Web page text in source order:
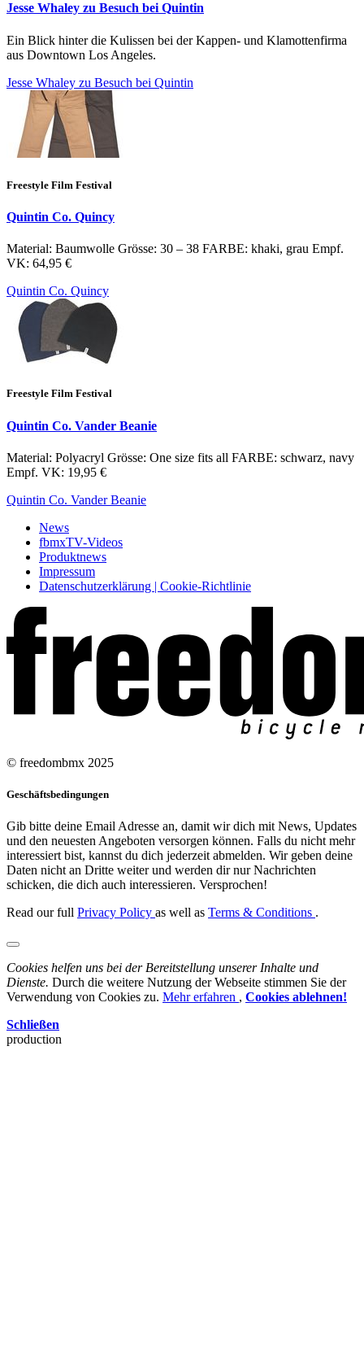
Jesse Whaley zu Besuch bei Quintin
Ein Blick hinter die Kulissen bei der Kappen- und Klamottenfirma
aus Downtown Los Angeles.
Jesse Whaley zu Besuch bei Quintin
Freestyle Film Festival
Quintin Co. Quincy
Material: Baumwolle Grösse: 30 – 38 FARBE: khaki, grau Empf.
VK: 64,95 €
Quintin Co. Quincy
Freestyle Film Festival
Quintin Co. Vander Beanie
Material: Polyacryl Grösse: One size fits all FARBE: schwarz, navy
Empf. VK: 19,95 €
Quintin Co. Vander Beanie
News
fbmxTV-Videos
Produktnews
Impressum
Datenschutzerklärung | Cookie-Richtlinie
© freedombmx 2025
Geschäftsbedingungen
Gib bitte deine Email Adresse an, damit wir dich mit News, Updates
und den neuesten Angeboten versorgen können. Falls du nicht mehr
interessiert bist, kannst du dich jederzeit abmelden. Wir geben deine
Daten nicht an Dritte weiter und werden dir nur Nachrichten
schicken, die dich auch interessieren. Versprochen!
Read our full Privacy Policy as well as Terms & Conditions .
Cookies helfen uns bei der Bereitstellung unserer Inhalte und
Dienste. Durch die weitere Nutzung der Webseite stimmen Sie der
Verwendung von Cookies zu. Mehr erfahren , Cookies ablehnen!
Schließen
production